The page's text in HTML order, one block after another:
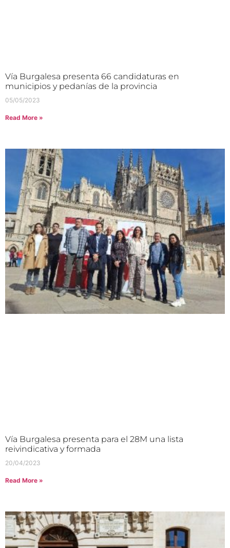
Vía Burgalesa presenta 66 candidaturas en
municipios y pedanías de la provincia
05/05/2023
Read More »
Vía Burgalesa presenta para el 28M una lista
reivindicativa y formada
20/04/2023
Read More »